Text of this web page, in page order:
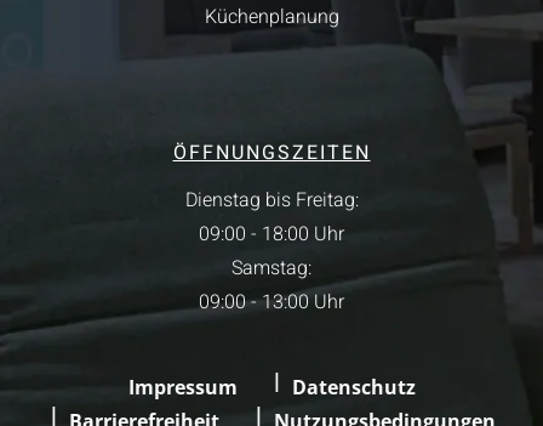
Küchenplanung
ÖFFNUNGSZEITEN
Dienstag bis Freitag:
09:00 - 18:00 Uhr
Samstag:
09:00 - 13:00 Uhr
Impressum
Datenschutz